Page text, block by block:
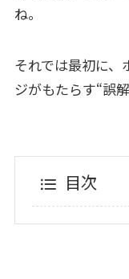
ね。
それでは最初に
ジがもたらす“誤
目次